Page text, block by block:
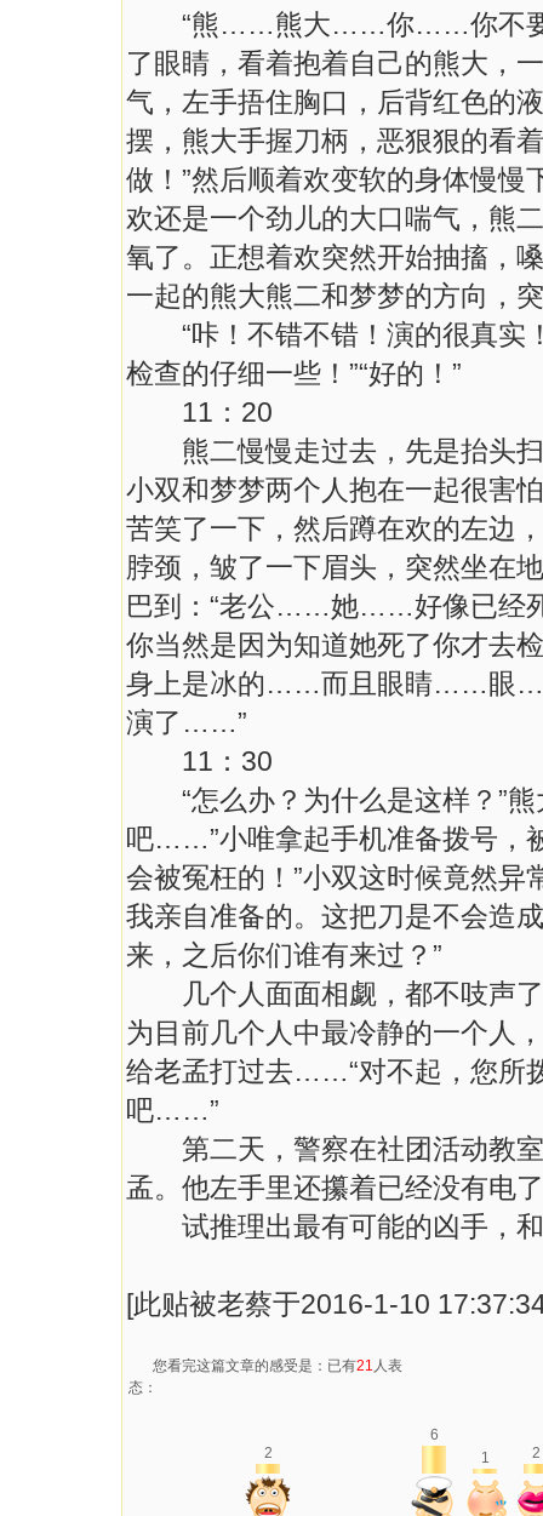
“熊……熊大……你……你不要
了眼睛，看着抱着自己的熊大，
气，左手捂住胸口，后背红色的
摆，熊大手握刀柄，恶狠狠的看
做！”然后顺着欢变软的身体慢
欢还是一个劲儿的大口喘气，熊
氧了。正想着欢突然开始抽搐，
一起的熊大熊二和梦梦的方向，
“咔！不错不错！演的很真实
检查的仔细一些！”“好的！”
11：20
熊二慢慢走过去，先是抬头扫
小双和梦梦两个人抱在一起很害
苦笑了一下，然后蹲在欢的左边
脖颈，皱了一下眉头，突然坐在
巴到：“老公……她……好像已经死
你当然是因为知道她死了你才
身上是冰的……而且眼睛……眼
演了……”
11：30
“怎么办？为什么是这样？”熊
吧……”小唯拿起手机准备拨号，
会被冤枉的！”小双这时候竟然异
我亲自准备的。这把刀是不会造
来，之后你们谁有来过？”
几个人面面相觑，都不吱声了
为目前几个人中最冷静的一个人
给老孟打过去……“对不起，您
吧……”
第二天，警察在社团活动教室
孟。他左手里还攥着已经没有
试推理出最有可能的凶手，和
[此贴被老蔡于2016-1-10
您看完这篇文章的感受是：已有21 人表
态：
2
6
1
2